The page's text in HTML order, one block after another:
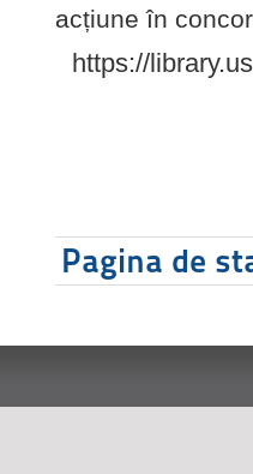
acțiune în
https://
Pagina de